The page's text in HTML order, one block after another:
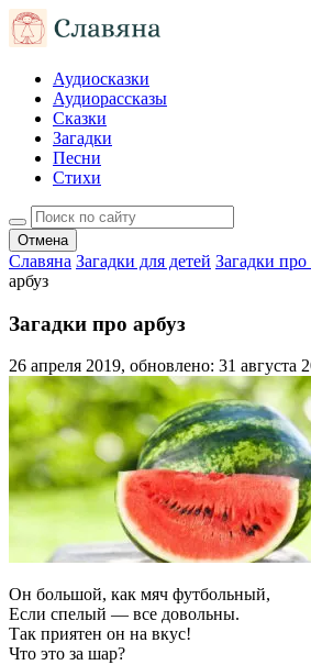
Аудиосказки
Аудиорассказы
Сказки
Загадки
Песни
Стихи
Отмена
Славяна Загадки для детей Загадки
арбуз
Загадки про арбуз
26 апреля 2019, обновлено: 31 августа
Он большой, как мяч футбольный,
Если спелый — все довольны.
Так приятен он на вкус!
Что это за шар?